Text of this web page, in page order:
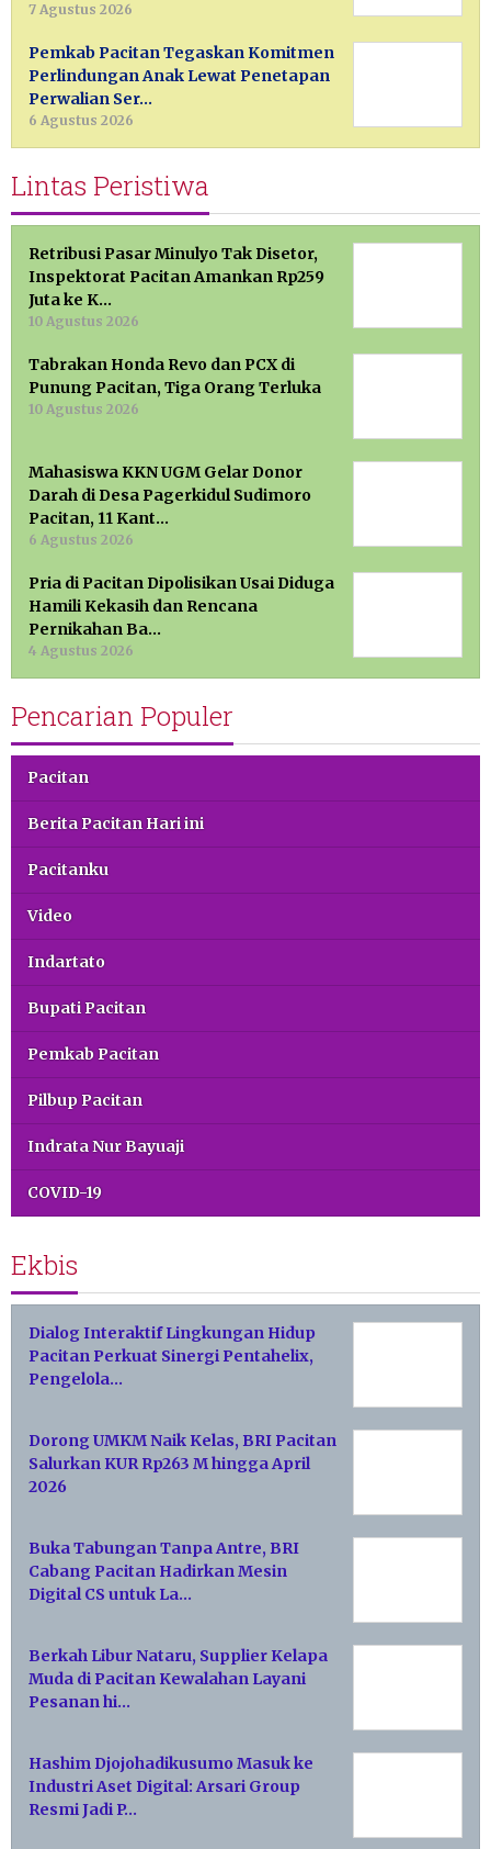
7 Agustus 2026
Pemkab Pacitan Tegaskan Komitmen
Perlindungan Anak Lewat Penetapan
Perwalian Ser…
6 Agustus 2026
Lintas Peristiwa
Retribusi Pasar Minulyo Tak Disetor,
Inspektorat Pacitan Amankan Rp259
Juta ke K…
10 Agustus 2026
Tabrakan Honda Revo dan PCX di
Punung Pacitan, Tiga Orang Terluka
10 Agustus 2026
Mahasiswa KKN UGM Gelar Donor
Darah di Desa Pagerkidul Sudimoro
Pacitan, 11 Kant…
6 Agustus 2026
Pria di Pacitan Dipolisikan Usai Diduga
Hamili Kekasih dan Rencana
Pernikahan Ba…
4 Agustus 2026
Pencarian Populer
Pacitan
Berita Pacitan Hari ini
Pacitanku
Video
Indartato
Bupati Pacitan
Pemkab Pacitan
Pilbup Pacitan
Indrata Nur Bayuaji
COVID-19
Ekbis
Dialog Interaktif Lingkungan Hidup
Pacitan Perkuat Sinergi Pentahelix,
Pengelola…
Dorong UMKM Naik Kelas, BRI Pacitan
Salurkan KUR Rp263 M hingga April
2026
Buka Tabungan Tanpa Antre, BRI
Cabang Pacitan Hadirkan Mesin
Digital CS untuk La…
Berkah Libur Nataru, Supplier Kelapa
Muda di Pacitan Kewalahan Layani
Pesanan hi…
Hashim Djojohadikusumo Masuk ke
Industri Aset Digital: Arsari Group
Resmi Jadi P…